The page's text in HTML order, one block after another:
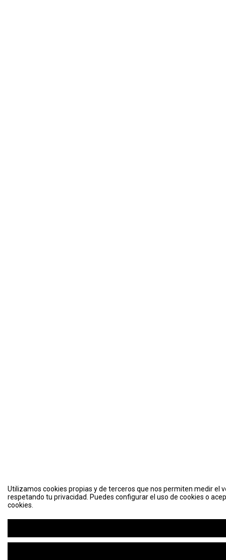
Utilizamos cookies propias y de terceros que nos permiten medir el
respetando tu privacidad. Puedes configurar el uso de cookies o
cookies.